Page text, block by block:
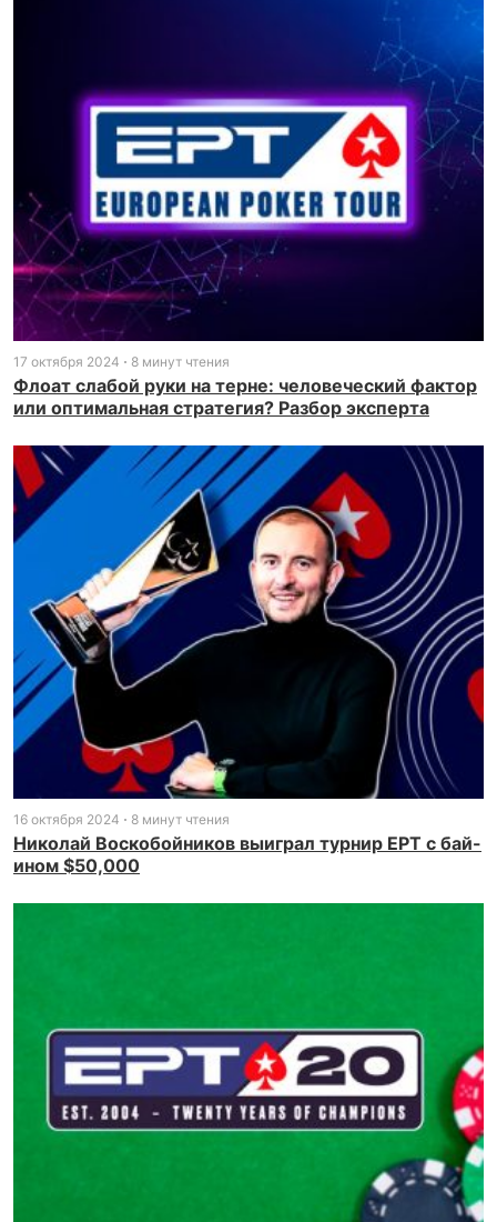
17 октября 2024 8 минут чтения
Флоат слабой руки на терне: человеческий фактор
или оптимальная стратегия? Разбор эксперта
16 октября 2024 8 минут чтения
Николай Воскобойников выиграл турнир EPT с бай-
ином $50,000